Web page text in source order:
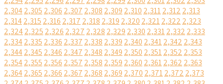
2,3042,305 2,306 2,307 2,308 2,309 2,310 2,3112,312 2,313
2,3142,315 2,316 2,317 2,318 2,319 2,320 2,3212,322 2,323
2,3242,325 2,326 2,327 2,328 2,329 2,330 2,3312,332 2,333
2,3342,335 2,336 2,337 2,338 2,339 2,340 2,3412,342 2,343
2,3442,345 2,346 2,347 2,348 2,349 2,350 2,3512,352 2,353
2,3542,355 2,356 2,357 2,358 2,359 2,360 2,3612,362 2,363
2,3642,365 2,366 2,367 2,368 2,369 2,370 2,3712,372 2,373